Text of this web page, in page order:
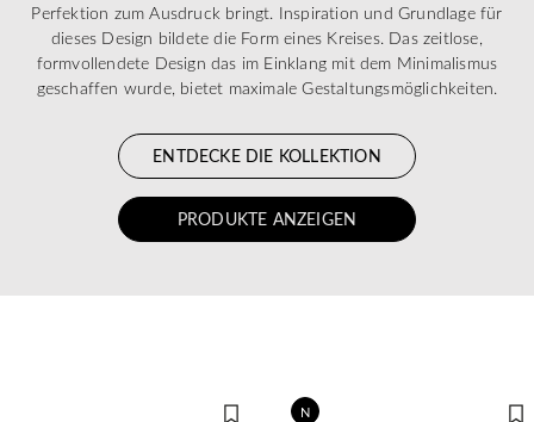
Perfektion zum Ausdruck bringt. Inspiration und Grundlage für
dieses Design bildete die Form eines Kreises. Das zeitlose,
formvollendete Design das im Einklang mit dem Minimalismus
geschaffen wurde, bietet maximale Gestaltungsmöglichkeiten.
ENTDECKE DIE KOLLEKTION
PRODUKTE ANZEIGEN
N